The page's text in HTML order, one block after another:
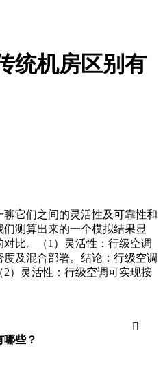
统机房区别有
聊它们之间的灵活性及可靠性和
测算出来的一个模拟结果显
比。（1）灵活性：行级空调
及混合部署。结论：行级空调
）灵活性：行级空调可实现按
些？
